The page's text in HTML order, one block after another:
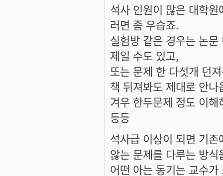
석사 인원이 많은 대학
러면 좀 우습죠.
실험방 같은 경우는 논
제일 수도 있고,
또는 문제 한 다섯개 던
책 뒤져봐도 제대로 안나
겨우 한두문제 정도 이
등등
석사급 이상이 되면 기
않는 문제를 다루는 방
어떤 아는 동기는 교수